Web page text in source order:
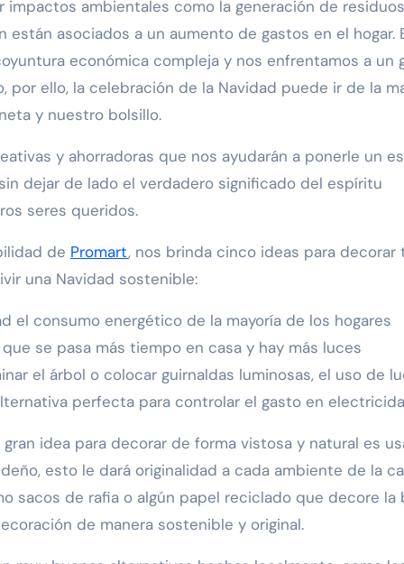
impactos ambientales como la generación de
asociados a un aumento de gastos en el hogar.
económica compleja y nos enfrentamos a un
por ello, la celebración de la Navidad puede ir de la
y nuestro bolsillo.
y ahorradoras que nos ayudarán a ponerle un
dejar de lado el verdadero significado del espíritu
seres queridos.
de Promart, nos brinda cinco ideas para decorar
una Navidad sostenible:
el consumo energético de la mayoría de los hogares
se pasa más tiempo en casa y hay más luces
el árbol o colocar guirnaldas luminosas, el uso de
perfecta para controlar el gasto en
idea para decorar de forma vistosa y natural es
esto le dará originalidad a cada ambiente de la
sacos de rafia o algún papel reciclado que decore la
de manera sostenible y original.